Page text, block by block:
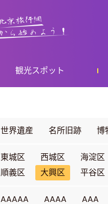
観光スポット
世界遺産 名所旧跡 博
東城区 西城区 海淀区
順義区
大興区 平谷区
AAAAA AAAA AAA